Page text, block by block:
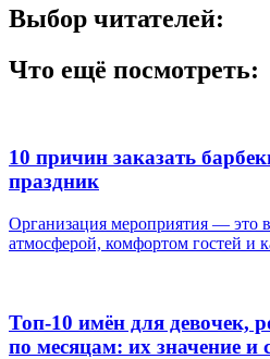
Выбор читателей:
Что ещё посмотреть:
10 причин заказать
праздник
Организация мероприятия — это
атмосферой, комфортом гостей и
Топ-10 имён для девочек,
по месяцам: их значение и